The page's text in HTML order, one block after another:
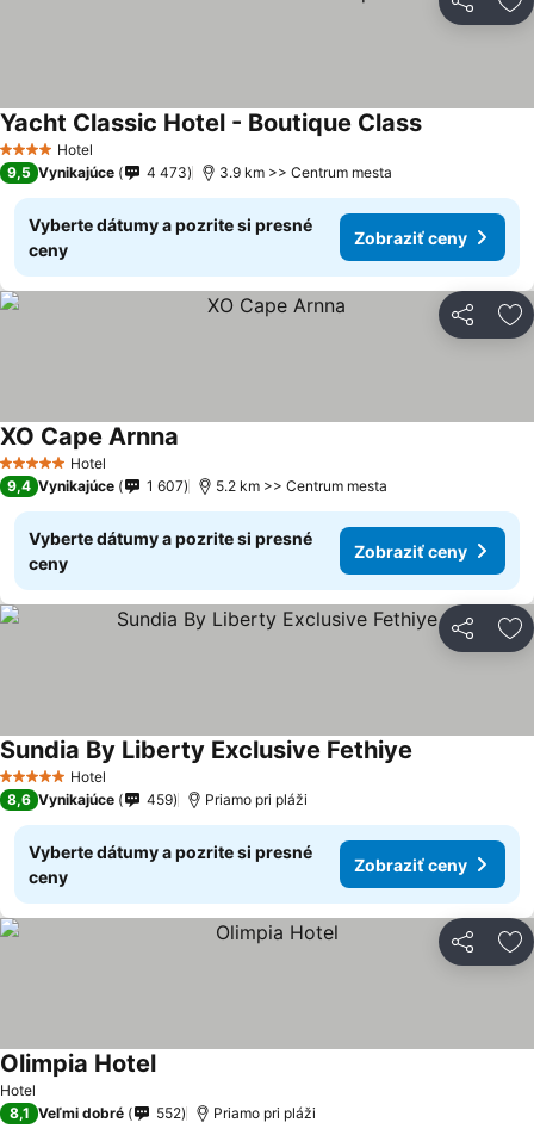
Zdieľať
4 Počet hviezdičiek
Hotel
Yacht Classic Hotel - Boutique Class
9,5 Vynikajúce 4 473 3.9 km >> Centrum mesta
Vyberte dátumy a pozrite si presné
ceny
Zobraziť ceny
Zdieľať
5 Počet hviezdičiek
Hotel
XO Cape Arnna
9,4 Vynikajúce 1 607 5.2 km >> Centrum mesta
Vyberte dátumy a pozrite si presné
ceny
Zobraziť ceny
Zdieľať
5 Počet hviezdičiek
Hotel
Sundia By Liberty Exclusive Fethiye
8,6 Vynikajúce 459 Priamo pri pláži
Vyberte dátumy a pozrite si presné
ceny
Zobraziť ceny
Zdieľať
Hotel
Olimpia Hotel
8,1 Veľmi dobré 552 Priamo pri pláži